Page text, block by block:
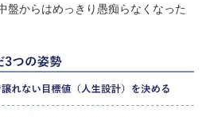
盤からはめっきり愚痴らなくなった